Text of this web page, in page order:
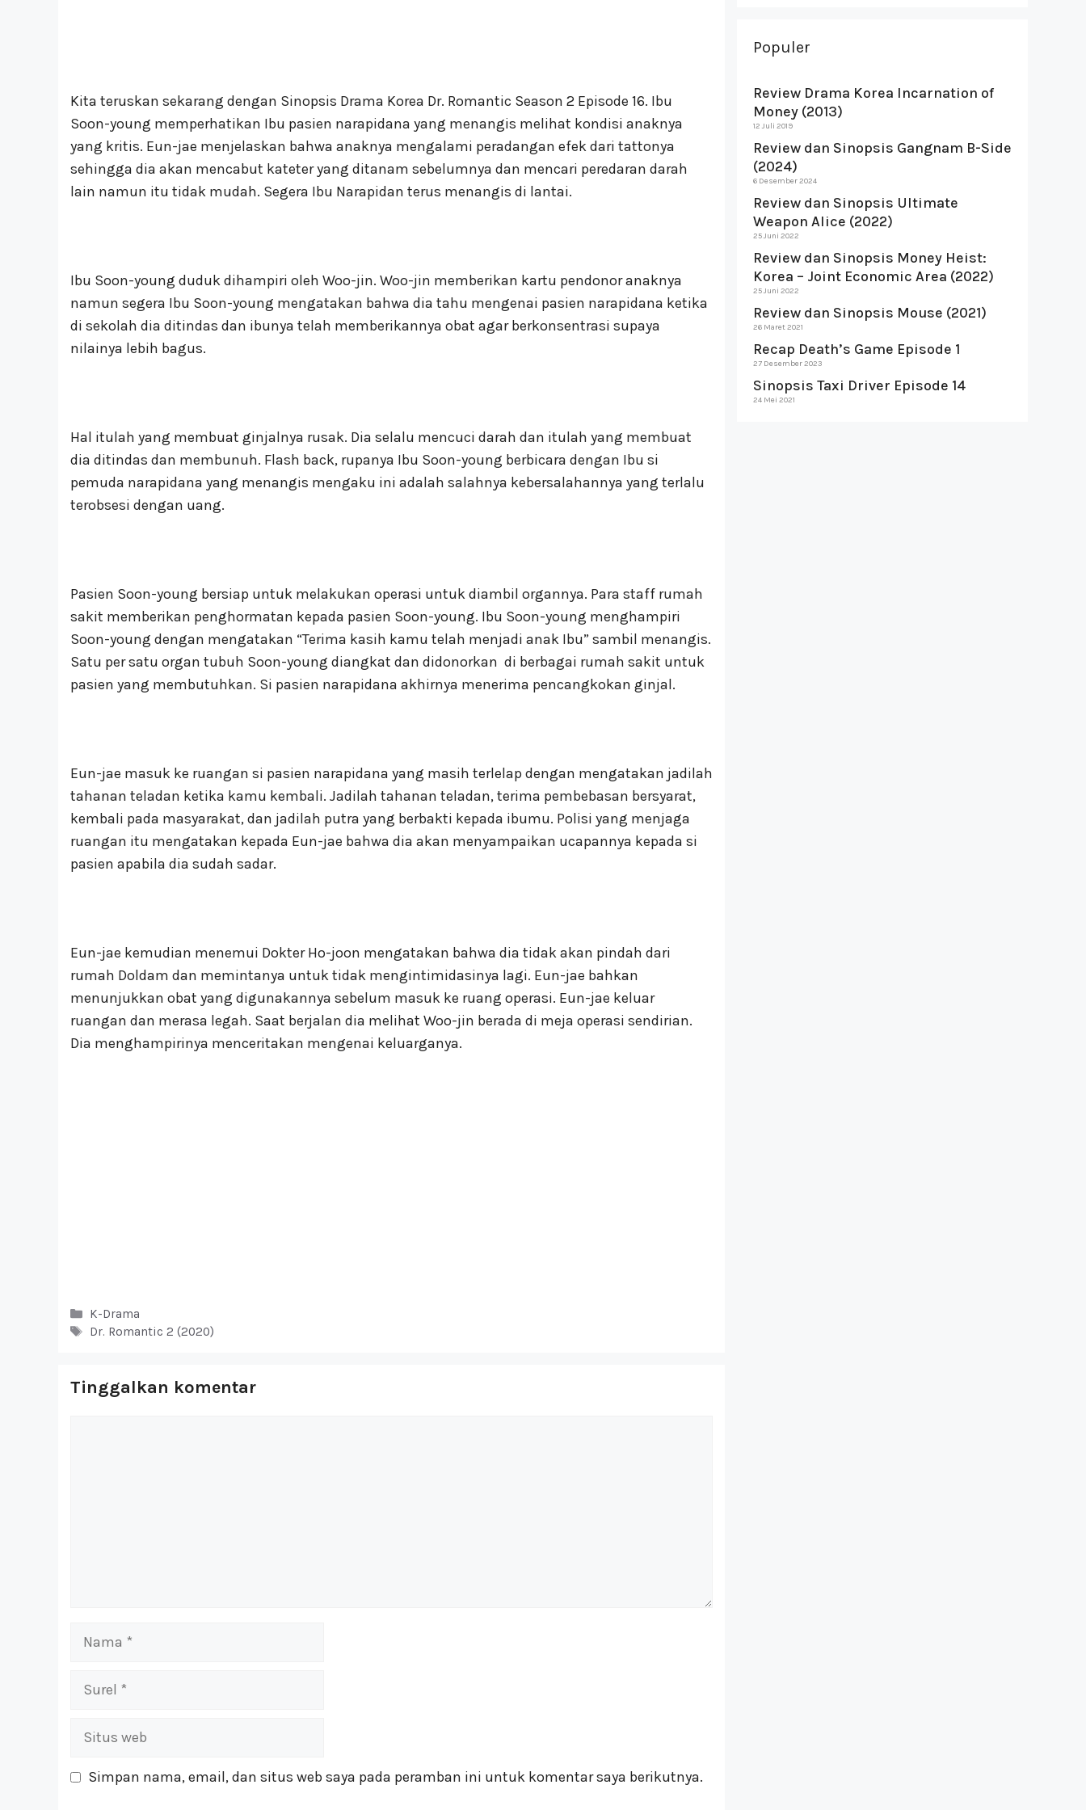
Kita teruskan sekarang dengan Sinopsis Drama Korea Dr. Romantic Season 2 Episode 16. Ibu
Soon-young memperhatikan Ibu pasien narapidana yang menangis melihat kondisi anaknya
yang kritis. Eun-jae menjelaskan bahwa anaknya mengalami peradangan efek dari tattonya
sehingga dia akan mencabut kateter yang ditanam sebelumnya dan mencari peredaran darah
lain namun itu tidak mudah. Segera Ibu Narapidan terus menangis di lantai.
Ibu Soon-young duduk dihampiri oleh Woo-jin. Woo-jin memberikan kartu pendonor anaknya
namun segera Ibu Soon-young mengatakan bahwa dia tahu mengenai pasien narapidana ketika
di sekolah dia ditindas dan ibunya telah memberikannya obat agar berkonsentrasi supaya
nilainya lebih bagus.
Hal itulah yang membuat ginjalnya rusak. Dia selalu mencuci darah dan itulah yang membuat
dia ditindas dan membunuh. Flash back, rupanya Ibu Soon-young berbicara dengan Ibu si
pemuda narapidana yang menangis mengaku ini adalah salahnya kebersalahannya yang terlalu
terobsesi dengan uang.
Pasien Soon-young bersiap untuk melakukan operasi untuk diambil organnya. Para staff rumah
sakit memberikan penghormatan kepada pasien Soon-young. Ibu Soon-young menghampiri
Soon-young dengan mengatakan “Terima kasih kamu telah menjadi anak Ibu” sambil menangis.
Satu per satu organ tubuh Soon-young diangkat dan didonorkan di berbagai rumah sakit untuk
pasien yang membutuhkan. Si pasien narapidana akhirnya menerima pencangkokan ginjal.
Eun-jae masuk ke ruangan si pasien narapidana yang masih terlelap dengan mengatakan jadilah
tahanan teladan ketika kamu kembali. Jadilah tahanan teladan, terima pembebasan bersyarat,
kembali pada masyarakat, dan jadilah putra yang berbakti kepada ibumu. Polisi yang menjaga
ruangan itu mengatakan kepada Eun-jae bahwa dia akan menyampaikan ucapannya kepada si
pasien apabila dia sudah sadar.
Eun-jae kemudian menemui Dokter Ho-joon mengatakan bahwa dia tidak akan pindah dari
rumah Doldam dan memintanya untuk tidak mengintimidasinya lagi. Eun-jae bahkan
menunjukkan obat yang digunakannya sebelum masuk ke ruang operasi. Eun-jae keluar
ruangan dan merasa legah. Saat berjalan dia melihat Woo-jin berada di meja operasi sendirian.
Dia menghampirinya menceritakan mengenai keluarganya.
Kategori
K-Drama
Tag
Dr. Romantic 2 (2020)
Tinggalkan komentar
Nama
Surel
Situs
Simpan nama, email, dan situs web saya pada peramban ini untuk komentar saya berikutnya.
Populer
Review Drama Korea Incarnation of
Money (2013)
12 Juli 2019
Review dan Sinopsis Gangnam B-Side
(2024)
6 Desember 2024
Review dan Sinopsis Ultimate
Weapon Alice (2022)
25 Juni 2022
Review dan Sinopsis Money Heist:
Korea – Joint Economic Area (2022)
25 Juni 2022
Review dan Sinopsis Mouse (2021)
26 Maret 2021
Recap Death’s Game Episode 1
27 Desember 2023
Sinopsis Taxi Driver Episode 14
24 Mei 2021